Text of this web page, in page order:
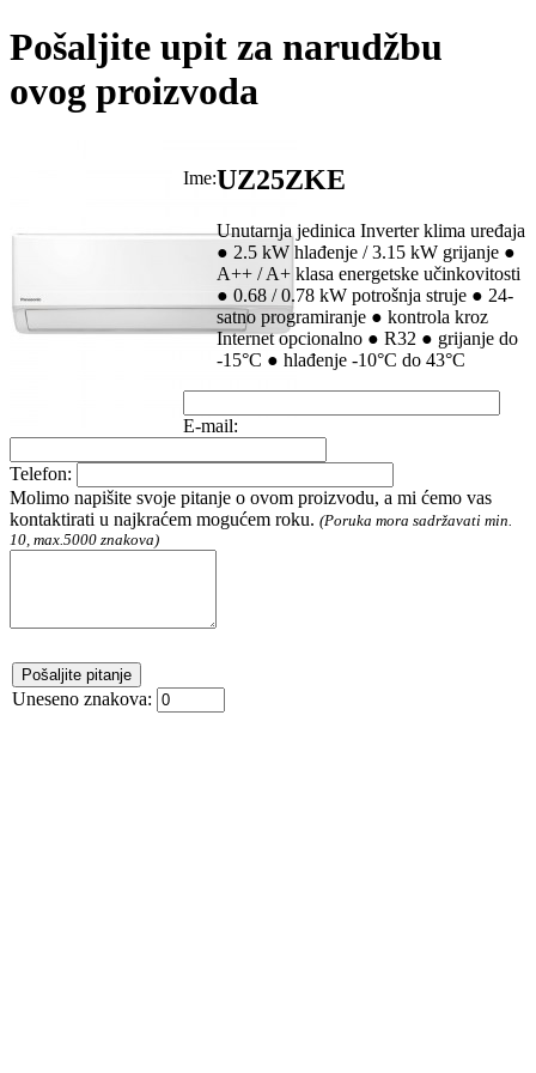
Pošaljite upit za narudžbu
ovog proizvoda
UZ25ZKE
Unutarnja jedinica Inverter klima uređaja
● 2.5 kW hlađenje / 3.15 kW grijanje ●
A++ / A+ klasa energetske učinkovitosti
● 0.68 / 0.78 kW potrošnja struje ● 24-
satno programiranje ● kontrola kroz
Internet opcionalno ● R32 ● grijanje do
-15°C ● hlađenje -10°C do 43°C
Ime:
E-mail:
Telefon:
Molimo napišite svoje pitanje o ovom proizvodu, a mi ćemo vas
kontaktirati u najkraćem mogućem roku. (Poruka mora sadržavati min.
10, max.5000 znakova)
Uneseno znakova: